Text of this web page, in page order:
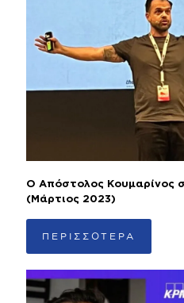
Ο Απόστολος Κουμαρίνος
(Μάρτιος 2023)
ΠΕΡΙΣΣΟΤΕΡΑ